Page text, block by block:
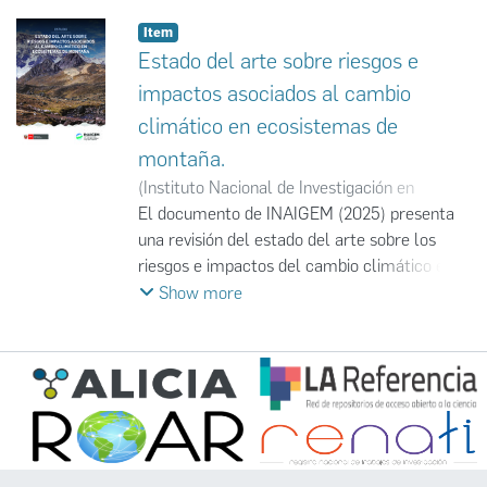
Item
Estado del arte sobre riesgos e
impactos asociados al cambio
climático en ecosistemas de
montaña.
(Instituto Nacional de Investigación en
Glaciares y Ecosistemas de Montaña,2025-
11) Instituto Nacional de Investigación en
Glaciares y Ecosistemas de Montaña;
INAIGEM
El documento de INAIGEM (2025) presenta
una revisión del estado del arte sobre los
riesgos e impactos del cambio climático en
los ecosistemas de montaña del Perú,
revisión evaluó los avances y tendencias de
investigación, así como las agendas
regionales, nacionales y sectoriales,
aplicando criterios temáticos y normativos
Show more